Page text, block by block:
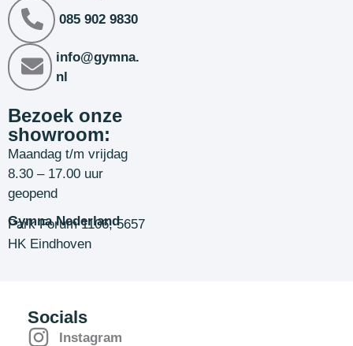
085 902 9830
info@gymna.
nl
Bezoek onze
showroom:
Maandag t/m vrijdag
8.30 – 17.00 uur
geopend
Gymna Nederland
Park Forum 1106, 5657
HK Eindhoven
Socials
Instagram